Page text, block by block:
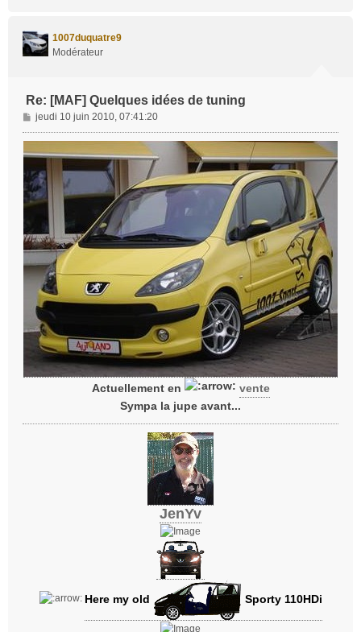
1007duquatre9
Modérateur
Re: [MAF] Quelques idées de tuning
M
e
s
a
g
e
jeudi 10 juin 2010, 07:41:20
Actuellement en
vente
Sympa la jupe avant...
JenYv
Here my old Sporty 110HDi